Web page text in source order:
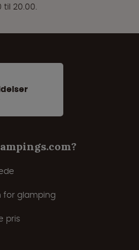
til 20.00.
for glamping
pris